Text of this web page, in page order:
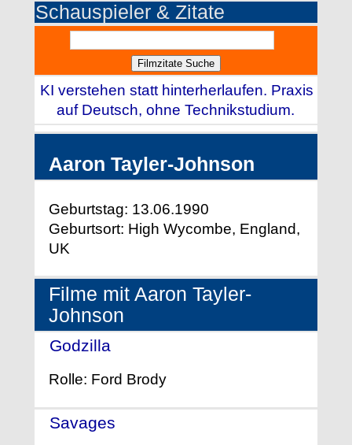
Schauspieler & Zitate
KI verstehen statt hinterherlaufen. Praxis
auf Deutsch, ohne Technikstudium.
Aaron Tayler-Johnson
Geburtstag: 13.06.1990
Geburtsort: High Wycombe, England,
UK
Filme mit Aaron Tayler-
Johnson
Godzilla
Rolle: Ford Brody
Savages